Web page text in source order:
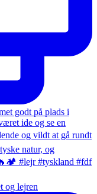
og lejren